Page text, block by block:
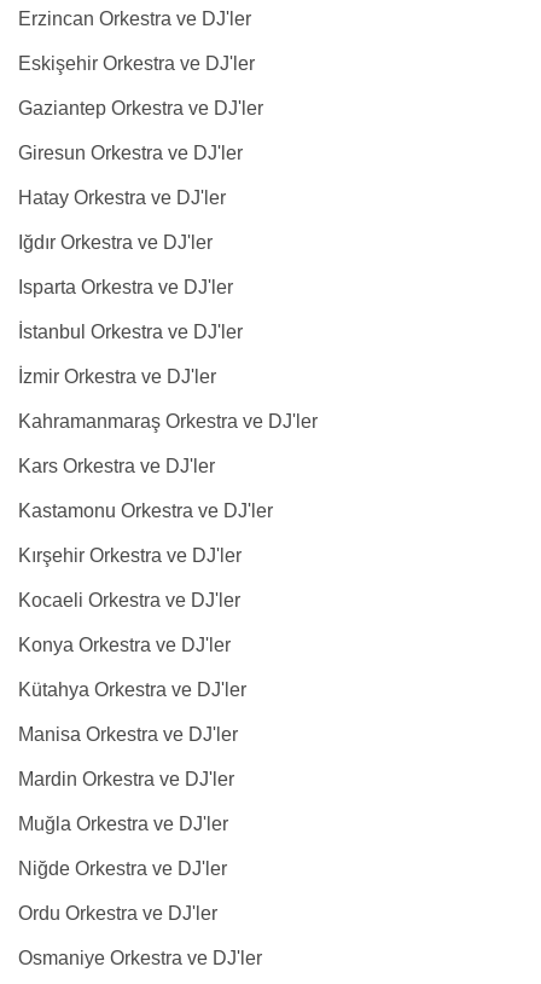
Erzincan Orkestra ve DJ'ler
Eskişehir Orkestra ve DJ'ler
Gaziantep Orkestra ve DJ'ler
Giresun Orkestra ve DJ'ler
Hatay Orkestra ve DJ'ler
Iğdır Orkestra ve DJ'ler
Isparta Orkestra ve DJ'ler
İstanbul Orkestra ve DJ'ler
İzmir Orkestra ve DJ'ler
Kahramanmaraş Orkestra ve DJ'ler
Kars Orkestra ve DJ'ler
Kastamonu Orkestra ve DJ'ler
Kırşehir Orkestra ve DJ'ler
Kocaeli Orkestra ve DJ'ler
Konya Orkestra ve DJ'ler
Kütahya Orkestra ve DJ'ler
Manisa Orkestra ve DJ'ler
Mardin Orkestra ve DJ'ler
Muğla Orkestra ve DJ'ler
Niğde Orkestra ve DJ'ler
Ordu Orkestra ve DJ'ler
Osmaniye Orkestra ve DJ'ler